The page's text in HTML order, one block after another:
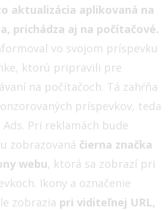
aktualizácia aplikovaná na
prichádza aj na počítačové.
vo svojom príspevku
ktorú pripravili pre
na počítačoch. Tá zahŕňa
príspevkov, teda
Pri reklamách bude
zobrazovaná čierna značka
webu, ktorá sa zobrazí pri
Ikony a označenie
zobrazia pri viditeľnej URL,